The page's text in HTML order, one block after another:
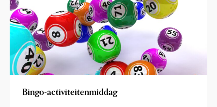
Bingo-activiteitenmiddag